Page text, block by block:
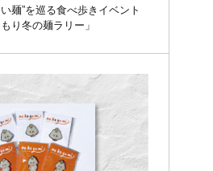
麺”を巡る食べ歩きイベント
もり冬の麺ラリー」